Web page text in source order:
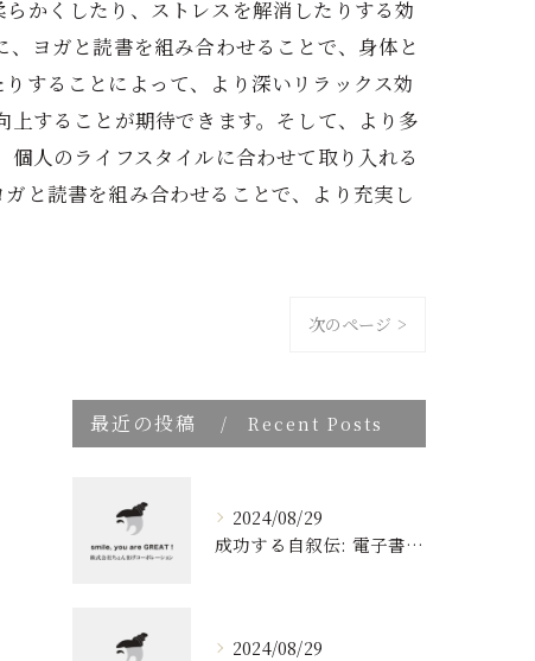
かくしたり、ストレスを解消したりする効
ヨガと読書を組み合わせることで、身体と
することによって、より深いリラックス効
することが期待できます。そして、より多
人のライフスタイルに合わせて取り入れる
と読書を組み合わせることで、より充実し
次のページ >
最近の投稿 Recent Posts
2024/08/29
成功する自叙伝: 電子書籍ブランディングの新しい視点
2024/08/29